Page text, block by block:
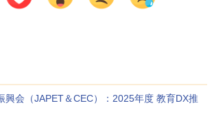
興会（JAPET＆CEC）：2025年度 教育DX推